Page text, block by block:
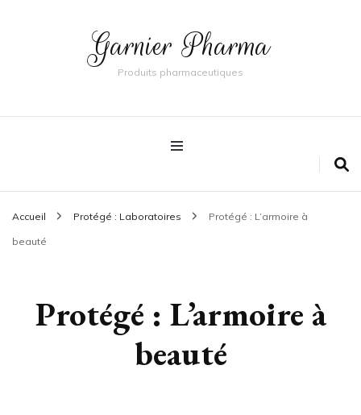
Garnier Pharma
Produits pharmaceutiques
Accueil Protégé : Laboratoires Protégé : L’armoire à
beauté
Protégé : L’armoire à
beauté